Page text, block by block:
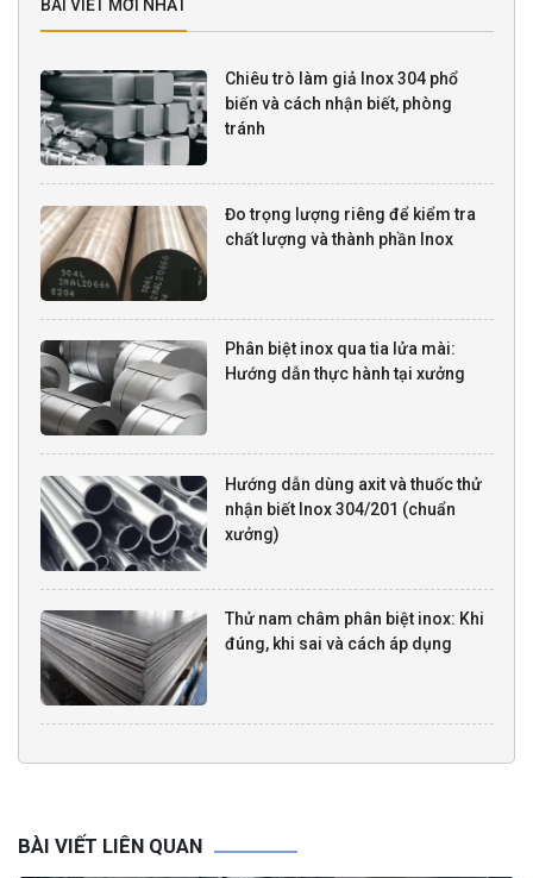
BÀI VIẾT MỚI NHẤT
Chiêu trò làm giả Inox 304 phổ
biến và cách nhận biết, phòng
tránh
Đo trọng lượng riêng để kiểm tra
chất lượng và thành phần Inox
Phân biệt inox qua tia lửa mài:
Hướng dẫn thực hành tại xưởng
Hướng dẫn dùng axit và thuốc thử
nhận biết Inox 304/201 (chuẩn
xưởng)
Thử nam châm phân biệt inox: Khi
đúng, khi sai và cách áp dụng
BÀI VIẾT LIÊN QUAN